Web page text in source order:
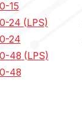
15
24 (LPS)
24
48 (LPS)
48